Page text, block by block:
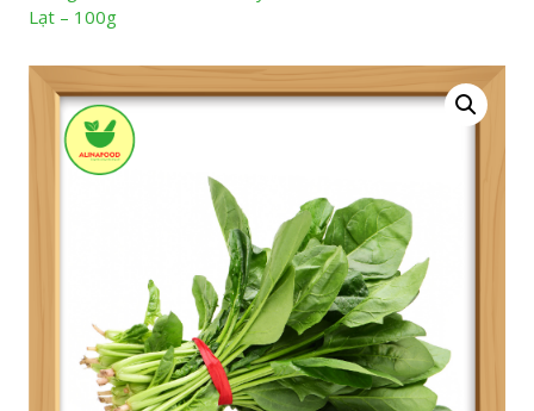
Lạt – 100g